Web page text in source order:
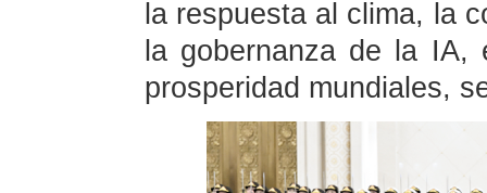
la respuesta al clima, la
la gobernanza de la
prosperidad mundiales,